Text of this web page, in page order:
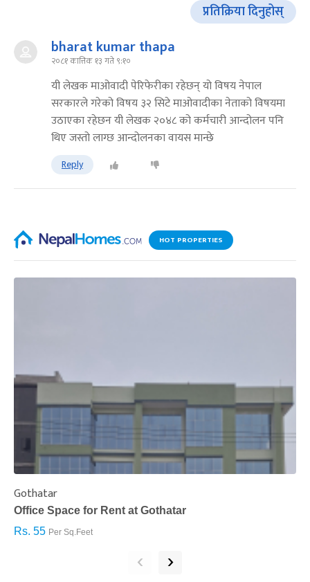
प्रतिक्रिया दिनुहोस्
bharat kumar thapa
२०८१ कात्तिक १३ गते ९:१०
यी लेखक माओवादी पेरिफेरीका रहेछन् यो विषय नेपाल
सरकारले गरेको विषय ३२ सिटे माओवादीका नेताको विषयमा
उठाएका रहेछन यी लेखक २०४८ को कर्मचारी आन्दोलन पनि
थिए जस्तो लाग्छ आन्दोलनका वायस मान्छे
Reply
HOT PROPERTIES
Gothatar
Office Space for Rent at Gothatar
Rs. 55 Per Sq.Feet
‹ ›